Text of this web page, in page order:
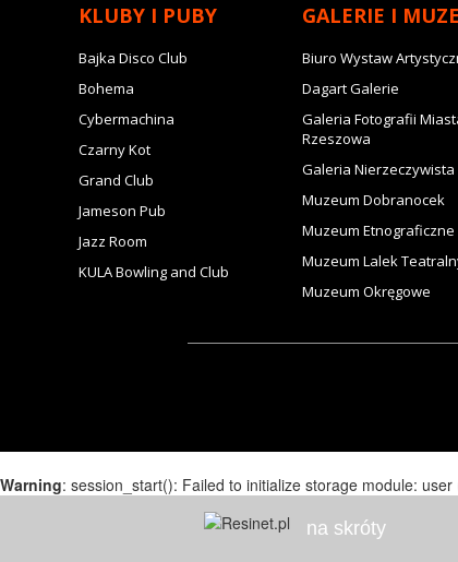
KLUBY I PUBY
Bajka Disco Club
Bohema
Cybermachina
Czarny Kot
Grand Club
Jameson Pub
Jazz Room
KULA Bowling and Club
GALERIE I
Biuro Wystaw
Dagart Galerie
Galeria Fotografii
Rzeszowa
Galeria Nierzeczywista
Muzeum Dobranocek
Muzeum Etnograficzne
Muzeum Lalek
Muzeum Okręgowe
Warning: session_start(): Failed to initialize storage module: user
na skróty